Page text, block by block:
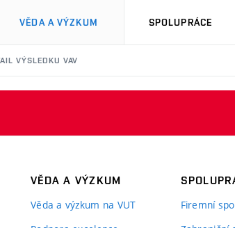
VĚDA A VÝZKUM SPOLUPRÁCE
VÝSLEDKU VAV
VĚDA A VÝZKUM
Věda a výzkum na VUT
Firemní